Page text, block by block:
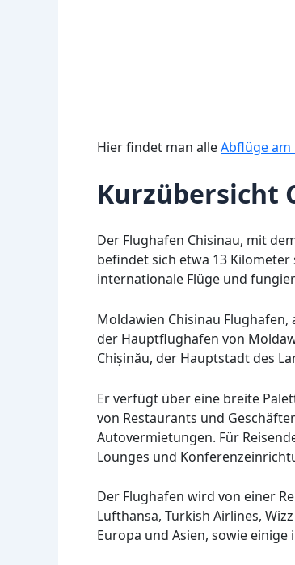
Hier findet man alleAbflüge am
Kurzübersicht
Der Flughafen Chisinau, mit
befindet sich etwa 13
internationale Flüge und
Moldawien Chisinau
der Hauptflughafen von
Chișinău, der Hauptstadt des
Er verfügt über eine breite
von Restaurants und
Autovermietungen. Für
Lounges und
Der Flughafen wird von einer
Lufthansa, Turkish Airlines,
Europa und Asien, sowie